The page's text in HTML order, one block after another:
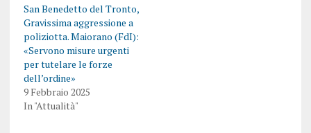
San Benedetto del Tronto,
Gravissima aggressione a
poliziotta. Maiorano (FdI):
«Servono misure urgenti
per tutelare le forze
dell’ordine»
9 Febbraio 2025
In "Attualità"